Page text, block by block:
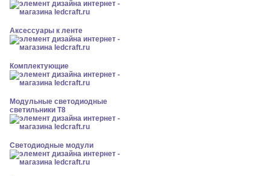
Аксессуары к ленте
Комплектующие
Модульные светодиодные
светильники Т8
Светодиодные модули